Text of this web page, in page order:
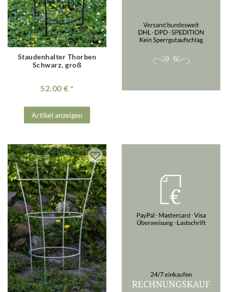
Staudenhalter Thorben
Schwarz, groß
52.00 €
Artikel anzeigen